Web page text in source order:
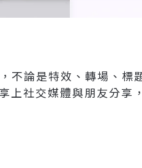
不論是特效、轉場、標
上社交媒體與朋友分享